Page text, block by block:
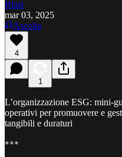
Blast
mar 03, 2025
Ascolta
4
1
L’organizzazione ESG: mini-
operativi per promuovere e
tangibili e duraturi
***